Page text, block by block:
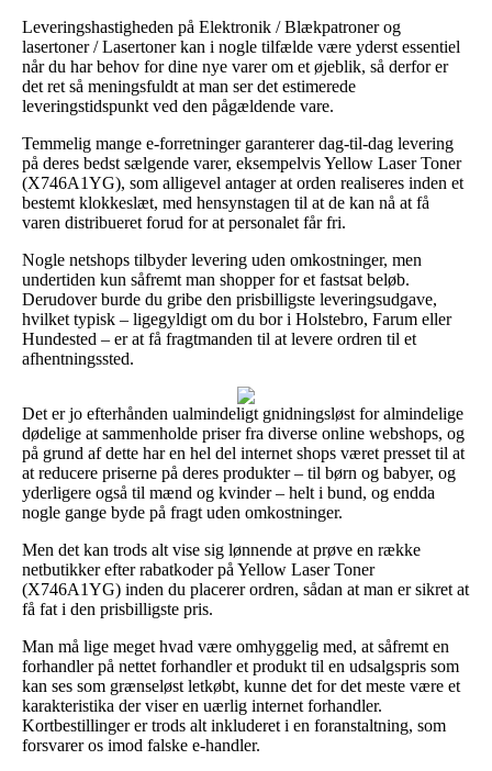
Leveringshastigheden på Elektronik / Blækpatroner og
lasertoner / Lasertoner kan i nogle tilfælde være yderst essentiel
når du har behov for dine nye varer om et øjeblik, så derfor er
det ret så meningsfuldt at man ser det estimerede
leveringstidspunkt ved den pågældende vare.
Temmelig mange e-forretninger garanterer dag-til-dag levering
på deres bedst sælgende varer, eksempelvis Yellow Laser Toner
(X746A1YG), som alligevel antager at orden realiseres inden et
bestemt klokkeslæt, med hensynstagen til at de kan nå at få
varen distribueret forud for at personalet får fri.
Nogle netshops tilbyder levering uden omkostninger, men
undertiden kun såfremt man shopper for et fastsat beløb.
Derudover burde du gribe den prisbilligste leveringsudgave,
hvilket typisk – ligegyldigt om du bor i Holstebro, Farum eller
Hundested – er at få fragtmanden til at levere ordren til et
afhentningssted.
Det er jo efterhånden ualmindeligt gnidningsløst for almindelige
dødelige at sammenholde priser fra diverse online webshops, og
på grund af dette har en hel del internet shops været presset til at
at reducere priserne på deres produkter – til børn og babyer, og
yderligere også til mænd og kvinder – helt i bund, og endda
nogle gange byde på fragt uden omkostninger.
Men det kan trods alt vise sig lønnende at prøve en række
netbutikker efter rabatkoder på Yellow Laser Toner
(X746A1YG) inden du placerer ordren, sådan at man er sikret at
få fat i den prisbilligste pris.
Man må lige meget hvad være omhyggelig med, at såfremt en
forhandler på nettet forhandler et produkt til en udsalgspris som
kan ses som grænseløst letkøbt, kunne det for det meste være et
karakteristika der viser en uærlig internet forhandler.
Kortbestillinger er trods alt inkluderet i en foranstaltning, som
forsvarer os imod falske e-handler.